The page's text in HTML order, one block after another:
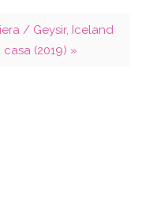
/ Geysir, Iceland
(2019) »